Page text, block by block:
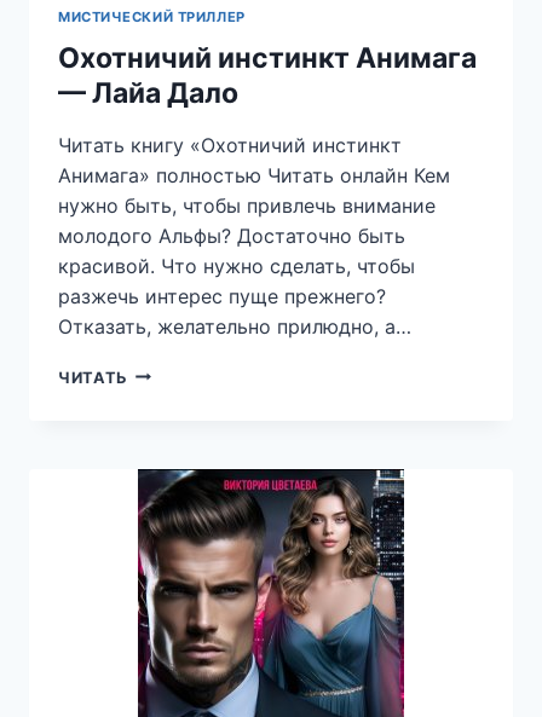
МИСТИЧЕСКИЙ ТРИЛЛЕР
Охотничий инстинкт Анимага
— Лайа Дало
Читать книгу «Охотничий инстинкт
Анимага» полностью Читать онлайн Кем
нужно быть, чтобы привлечь внимание
молодого Альфы? Достаточно быть
красивой. Что нужно сделать, чтобы
разжечь интерес пуще прежнего?
Отказать, желательно прилюдно, а…
ЧИТАТЬ ОХОТНИЧИЙ
ЛАЙА
ДАЛО